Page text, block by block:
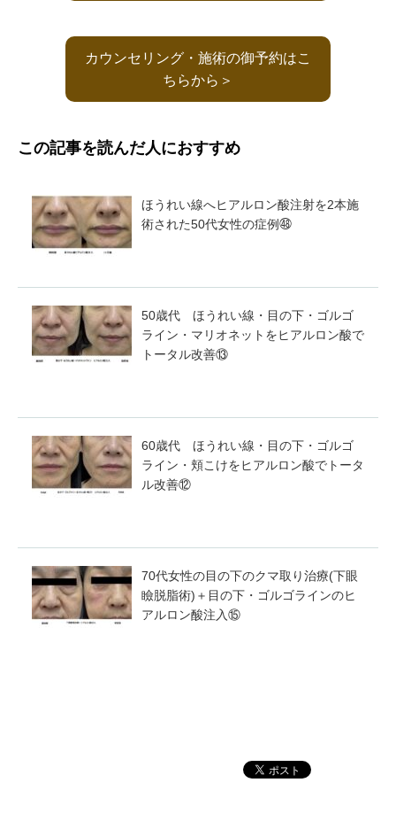
カウンセリング・施術の御予約はこ
ちらから＞
この記事を読んだ人におすすめ
ほうれい線へヒアルロン酸注射を2本施
術された50代女性の症例㊽
50歳代 ほうれい線・目の下・ゴルゴ
ライン・マリオネットをヒアルロン酸で
トータル改善⑬
60歳代 ほうれい線・目の下・ゴルゴ
ライン・頬こけをヒアルロン酸でトータ
ル改善⑫
70代女性の目の下のクマ取り治療(下眼
瞼脱脂術)＋目の下・ゴルゴラインのヒ
アルロン酸注入⑮